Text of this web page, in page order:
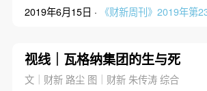
2019年6月15日 · 《财新周刊》2019年第
视线｜瓦格纳集团的生与死
文｜财新 路尘 图｜财新 朱传涛 综合